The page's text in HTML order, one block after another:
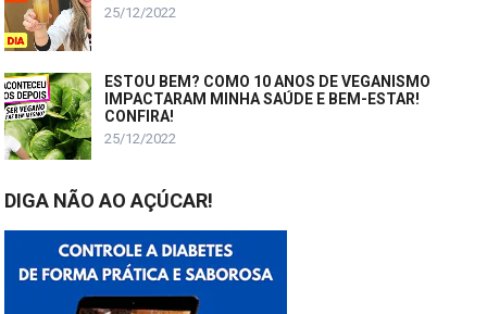
25/12/2022
ESTOU BEM? COMO 10 ANOS DE VEGANISMO
IMPACTARAM MINHA SAÚDE E BEM-ESTAR!
CONFIRA!
25/12/2022
DIGA NÃO AO AÇÚCAR!